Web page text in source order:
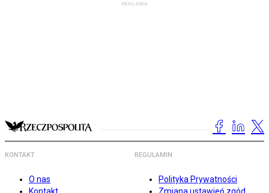
KONTAKT
O nas
REGULAMIN
Polityka Prywatności